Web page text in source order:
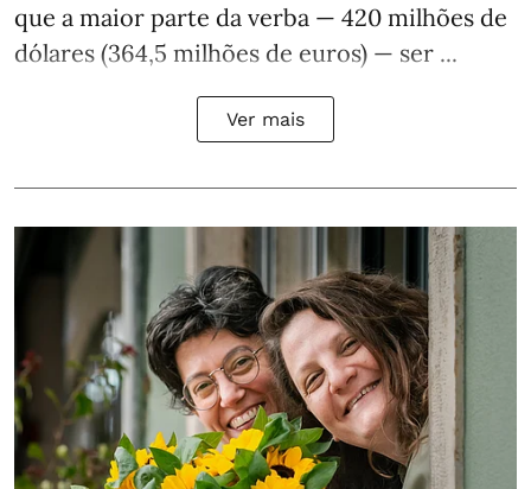
que a maior parte da verba — 420 milhões de
dólares (364,5 milhões de euros) — ser ...
Ver mais